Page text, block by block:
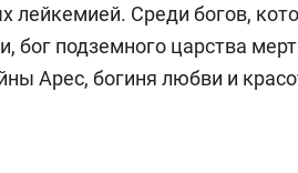
лейкемией. Среди богов,
бог подземного царства
Арес, богиня любви и
–
гаджета и научить
дней